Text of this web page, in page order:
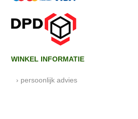
WINKEL INFORMATIE
› persoonlijk advies